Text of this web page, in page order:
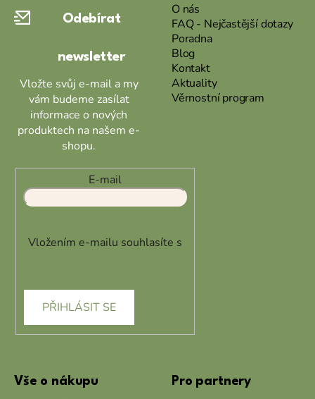
Odebírat
newsletter
Vložte svůj e-mail a my
vám budeme zasílat
informace o nových
produktech na našem e-
shopu.
E-mail
Vložením e-mailu souhlasíte s
PŘIHLÁSIT SE
O nás
FAQ - Nejčastější dotazy
Poradna
Blog
Kontakt
Aktuality
Věrnostní program
Vše o nákupu Pro partnery